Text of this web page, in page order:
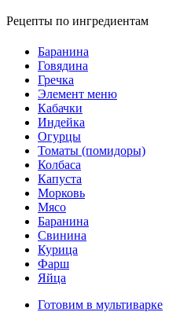
Рецепты по ингредиентам
Баранина
Говядина
Гречка
Элемент меню
Кабачки
Индейка
Огурцы
Томаты (помидоры)
Колбаса
Капуста
Морковь
Мясо
Баранина
Свинина
Курица
Фарш
Яйца
Готовим в мультиварке